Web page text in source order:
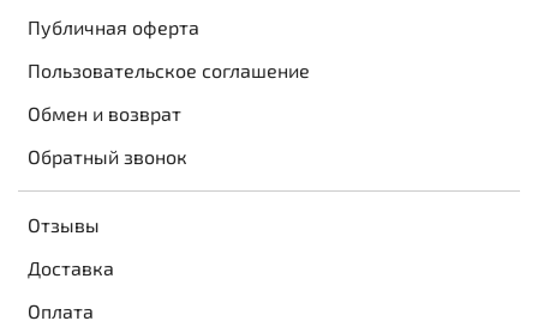
Публичная оферта
Пользовательское соглашение
Обмен и возврат
Обратный звонок
Отзывы
Доставка
Оплата